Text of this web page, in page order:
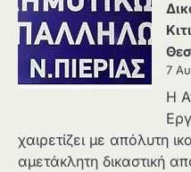
7
Η
χαιρετίζει με απόλυτη
αμετάκλητη δικαστική